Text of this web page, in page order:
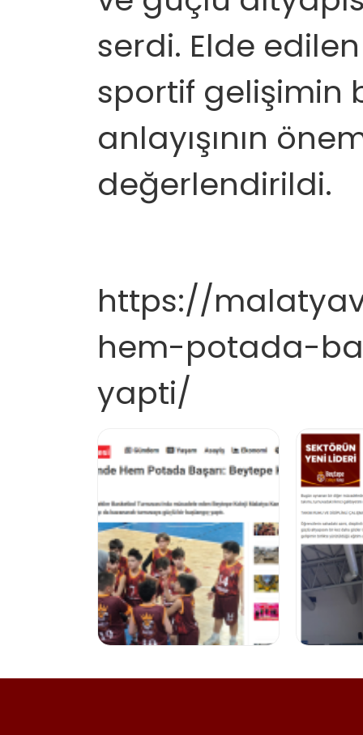
serdi. Elde
sportif gelişimin
anlayışının
değerlendirildi.
https://
hem-potada-
yapti/